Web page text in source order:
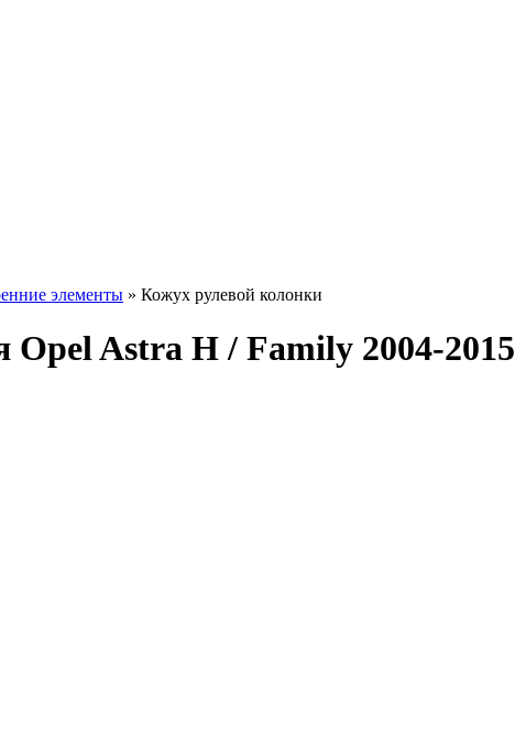
элементы » Кожух рулевой колонки
Opel Astra H / Family 2004-2015